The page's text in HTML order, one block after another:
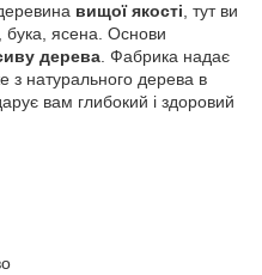
вищої якості, тут ви
бука, ясена. Основи
дерева. Фабрика надає
з натурального дерева в
вам глибокий і здоровий